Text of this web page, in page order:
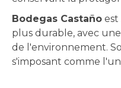
Bodegas Castaño est
plus durable, avec
de l'environnement.
s'imposant comme